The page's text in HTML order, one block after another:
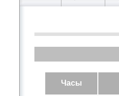
Часы